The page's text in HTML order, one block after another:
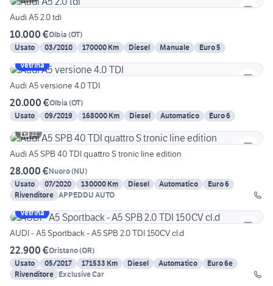
Audi A5 2.0 tdi
10.000 €Olbia (OT)
Usato
03/2010 170000 Km Diesel Manuale
Euro 5
Vetrina
Audi A5 versione 4.0 TDI
20.000 €Olbia (OT)
Usato
09/2019 168000 Km Diesel Automatico
Euro 6
11
Audi A5 SPB 40 TDI quattro S tronic line edition
28.000 €Nuoro(NU)
Usato
07/2020 130000 Km Diesel Automatico
Euro 6
Rivenditore APPEDDU AUTO
Vetrina
AUDI - A5 Sportback - A5 SPB 2.0 TDI 150CV cl.d
22.900 €Oristano(OR)
Usato
05/2017 171533 Km Diesel Automatico
Euro 6e
Rivenditore Exclusive Car